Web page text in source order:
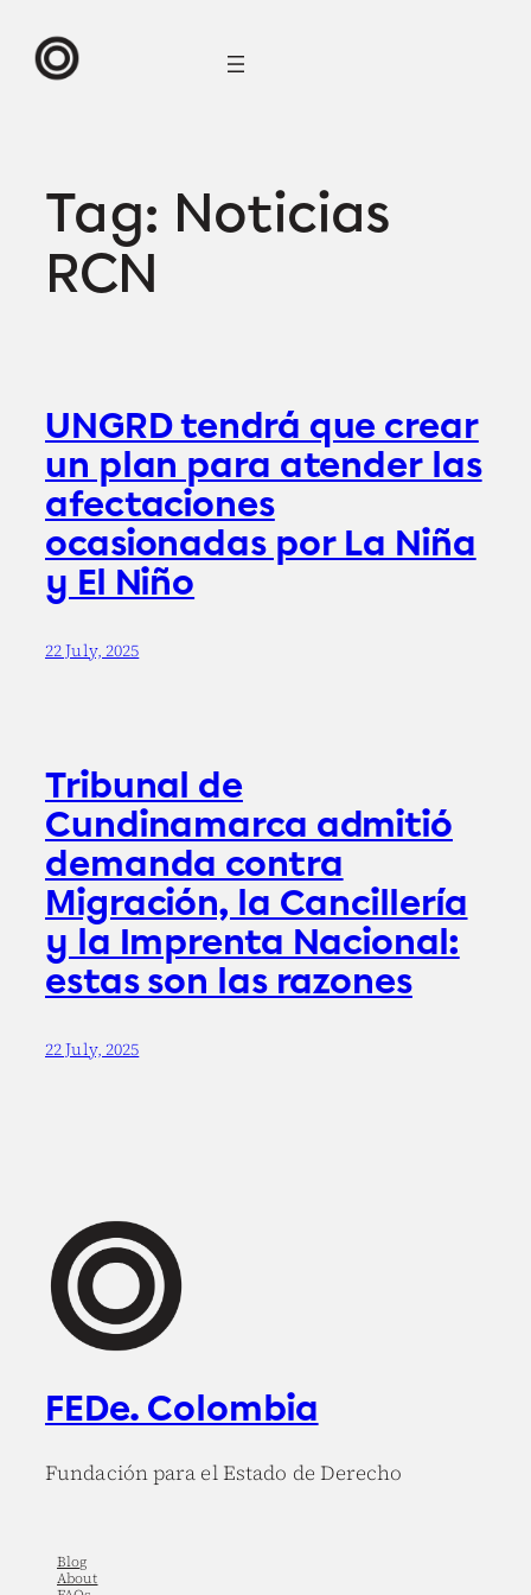
content
Tag: Noticias
RCN
UNGRD tendrá que crear
un plan para atender las
afectaciones
ocasionadas por La Niña
y El Niño
22 July, 2025
Tribunal de
Cundinamarca admitió
demanda contra
Migración, la Cancillería
y la Imprenta Nacional:
estas son las razones
22 July, 2025
FEDe. Colombia
Fundación para el Estado de Derecho
Blog
About